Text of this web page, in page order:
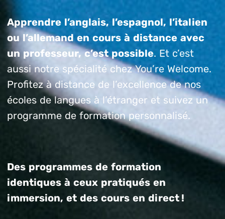
Apprendre l’anglais, l’espagnol, l’italien
ou l’allemand en cours à distance avec
un professeur, c’est possible. Et c’est
aussi notre spécialité chez You’re Welcome.
Profitez à distance de l’excellence de nos
écoles de langues à l’étranger et suivez un
programme de formation personnalisé.
Des programmes de formation
identiques à ceux pratiqués en
immersion, et des cours en direct !